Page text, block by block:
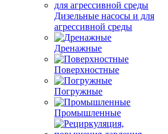
Дизельные насосы и для
агрессивной среды
Дренажные
Поверхностные
Погружные
Промышленные